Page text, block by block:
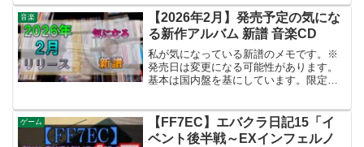
れるので期間は4、5日くらいと短い...
音楽
【2026年2月】発売予定の気にな
る新作アルバム 新譜 音楽CD
私が気になっている新譜のメモです。※
発売日は変更になる可能性があります。
基本は国内盤を基にしています。限定
商品リンク発売予定日アーティスト名 /
「アルバムタイトル...
ゲーム
【FF7EC】エバクラ日記15「イ
ベント後半戦～EXインフェルノ